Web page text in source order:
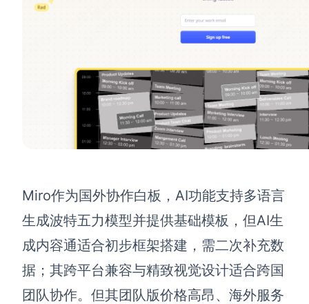
Miro作为国外协作白板，AI功能支持多语言
生成波特五力模型并提供基础模板，但AI生
成内容通适合初步框架搭建，需二次补充数
据；其跨平台兼容与精致视觉设计适合跨国
团队协作。但其团队版价格高昂、海外服务